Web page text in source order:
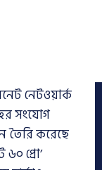
নেটওয়ার্ক
সংযোগ
তৈরি করেছে
৬০ প্রো’